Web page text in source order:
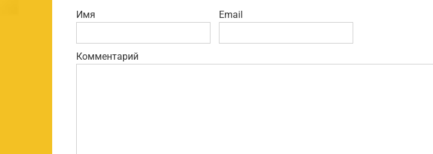
Имя Email
Комментарий